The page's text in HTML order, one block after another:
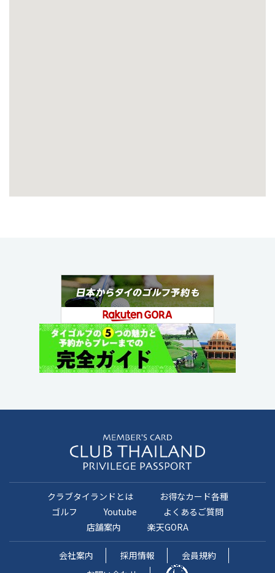
クラブタイランドとは
お得なカード各種
ゴルフ
Youtube
よくあるご質問
店舗案内
楽天GORA
会社案内 採用情報
会員規約